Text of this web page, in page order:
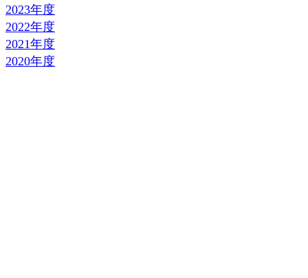
2023年度
2022年度
2021年度
2020年度